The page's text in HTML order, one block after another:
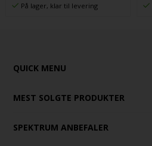
På lager, klar til levering
QUICK MENU
MEST SOLGTE PRODUKTER
SPEKTRUM ANBEFALER